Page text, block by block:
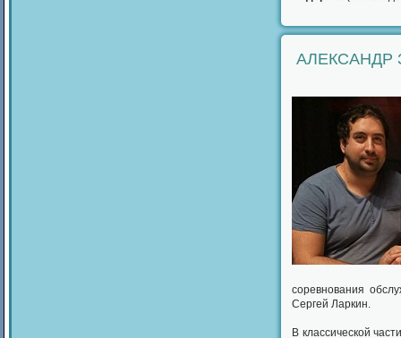
АЛЕКСАНДР
соревнования
Сергей Ларкин.
В классической